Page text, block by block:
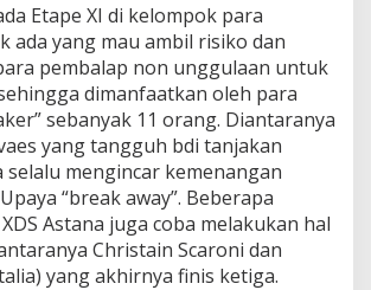
Etape XI di kelompok para
ada yang mau ambil risiko dan
pembalap non unggulaan untuk
dimanfaatkan oleh para
sebanyak 11 orang. Diantaranya
yang tangguh bdi tanjakan
selalu mengincar kemenangan
“break away”. Beberapa
Astana juga coba melakukan hal
Christain Scaroni dan
yang akhirnya finis ketiga.